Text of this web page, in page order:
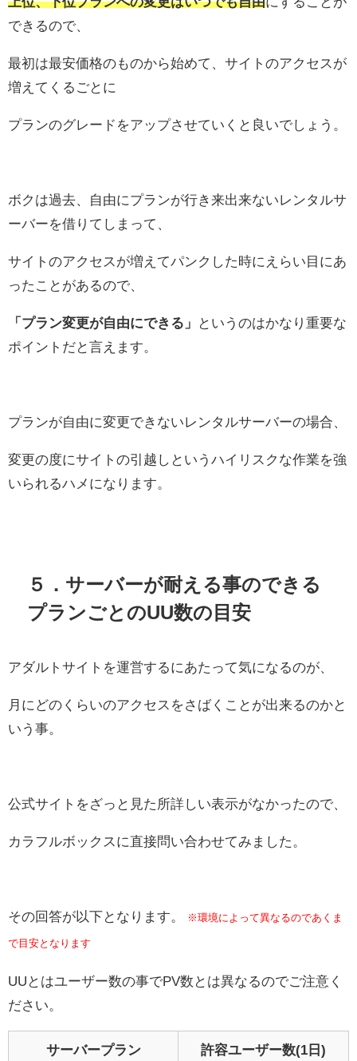
できるので、
最初は最安価格のものから始めて、サイトのアクセスが
増えてくるごとに
プランのグレードをアップさせていくと良いでしょう。
ボクは過去、自由にプランが行き来出来ないレンタルサ
ーバーを借りてしまって、
サイトのアクセスが増えてパンクした時にえらい目にあ
ったことがあるので、
「プラン変更が自由にできる」
というのはかなり重要な
ポイントだと言えます。
プランが自由に変更できないレンタルサーバーの場合、
変更の度にサイトの引越しというハイリスクな作業を強
いられるハメになります。
５．サーバーが耐える事のできる
プランごとのUU数の目安
アダルトサイトを運営するにあたって気になるのが、
月にどのくらいのアクセスをさばくことが出来るのかと
いう事。
公式サイトをざっと見た所詳しい表示がなかったので、
カラフルボックスに直接問い合わせてみました。
その回答が以下となります。 ※環境によって異なるのであくま
で目安となります
UUとはユーザー数の事でPV数とは異なるのでご注意く
ださい。
サーバープラン 許容ユーザー数(1日)